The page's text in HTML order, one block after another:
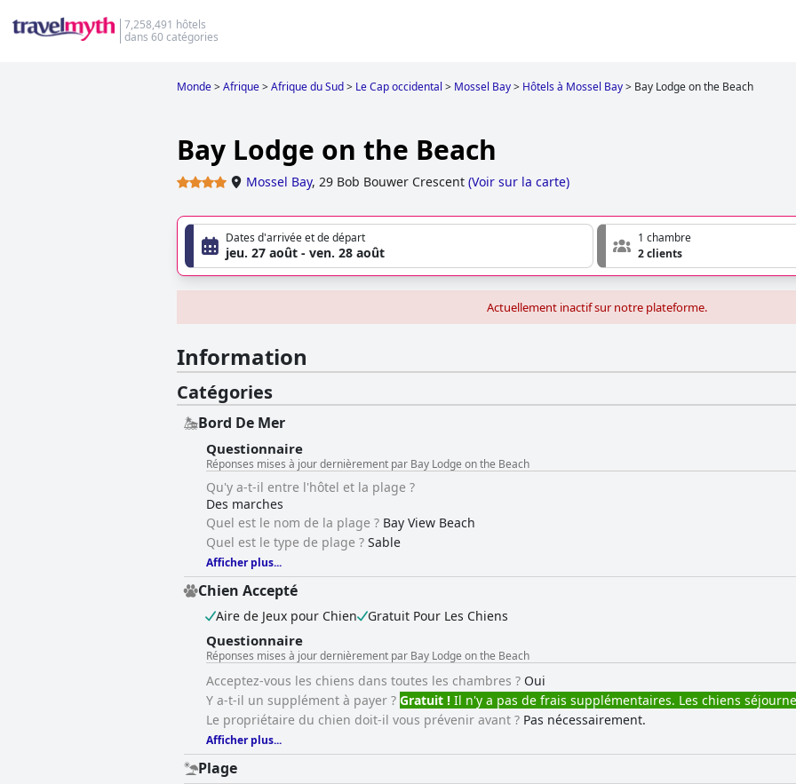
7,258,491 hôtels
dans 60 catégories
Monde>Afrique>Afrique du Sud> Le Cap occidental > Mossel Bay> Hôtels à Mossel Bay> Bay Lodge on the Beach
Bay Lodge on the Beach
Mossel Bay, 29 Bob Bouwer Crescent (Voir sur la carte)
Dates d'arrivée et de départ
jeu. 27 août - ven. 28 août
1 chambre
2 clients
Actuellement inactif sur notre plateforme.
Information
Catégories
Bord De Mer
Questionnaire
Réponses mises à jour dernièrement par Bay Lodge on the Beach
Qu'y a-t-il entre l'hôtel et la plage ?
Des marches
Quel est le nom de la plage ? Bay View Beach
Quel est le type de plage ? Sable
Afficher plus...
Chien Accepté
Aire de Jeux pour Chien Gratuit Pour Les Chiens
Questionnaire
Réponses mises à jour dernièrement par Bay Lodge on the Beach
Acceptez-vous les chiens dans toutes les chambres ? Oui
Y a-t-il un supplément à payer ? Gratuit ! Il n'y a pas de frais supplémentaires. Les chiens
Le propriétaire du chien doit-il vous prévenir avant ? Pas nécessairement.
Afficher plus...
Plage